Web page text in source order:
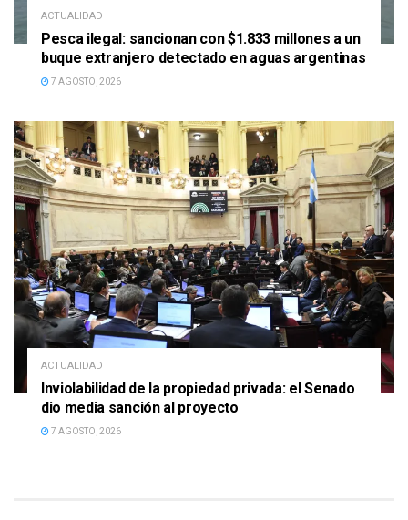
ACTUALIDAD
Pesca ilegal: sancionan con $1.833 millones a un
buque extranjero detectado en aguas argentinas
7 AGOSTO, 2026
ACTUALIDAD
Inviolabilidad de la propiedad privada: el Senado
dio media sanción al proyecto
7 AGOSTO, 2026